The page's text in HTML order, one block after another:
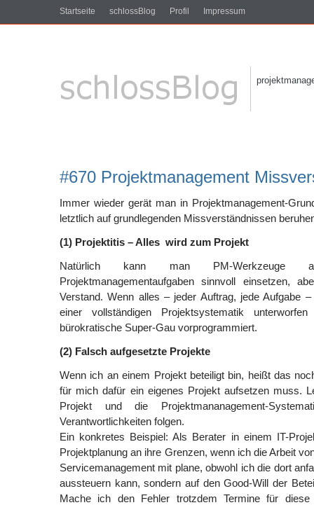
Startseite schlossBlog Profil Impressum
#670 Projektmanagement
Immer wieder gerät man in Projektmanagement-
letztlich auf grundlegenden Missverständnissen
(1) Projektitis – Alles wird zum Projekt
Natürlich kann man PM-
Projektmanagementaufgaben sinnvoll einsetzen,
Verstand. Wenn alles – jeder Auftrag, jede Aufgabe
einer vollständigen Projektsystematik
bürokratische Super-Gau vorprogrammiert.
(2) Falsch aufgesetzte Projekte
Wenn ich an einem Projekt beteiligt bin, heißt das
für mich dafür ein eigenes Projekt aufsetzen muss.
Projekt und die Projektmananagement-
Verantwortlichkeiten folgen.
Ein konkretes Beispiel: Als Berater in einem IT-
Projektplanung an ihre Grenzen, wenn ich die Arbeit
Servicemanagement mit plane, obwohl ich die dort
aussteuern kann, sondern auf den Good-Will der
Mache ich den Fehler trotzdem Termine für diese